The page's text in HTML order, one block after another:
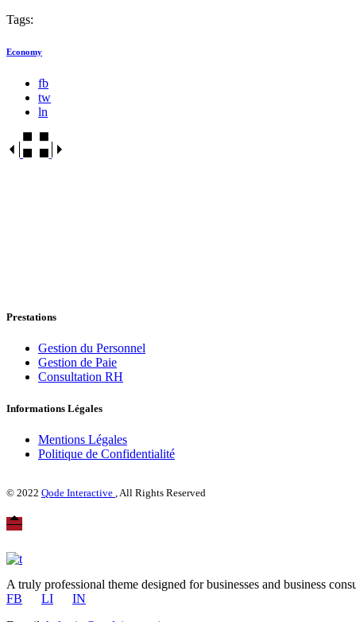
Tags:
Economy
fb
tw
ln
Prestations
Gestion du Personnel
Gestion de Paie
Consultation RH
Informations Légales
Mentions Légales
Politique de Confidentialité
© 2022 Qode Interactive , All Rights Reserved
A truly professional theme designed for businesses and business
FB
LI
IN